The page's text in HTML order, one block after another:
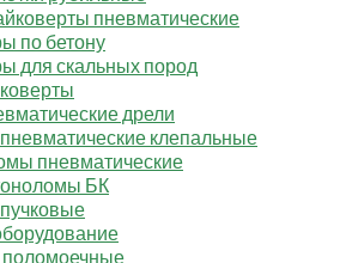
пневматические
по бетону
для скальных пород
дрели
клепальные
пневматические
БК